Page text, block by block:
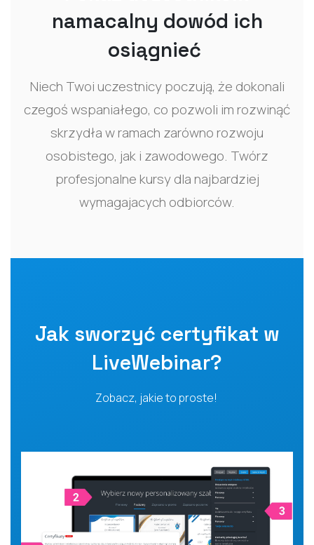
namacalny dowód ich
osiągnieć
Niech Twoi uczestnicy poczują, że dokonali
czegoś wspaniałego, co pozwoli im rozwinąć
skrzydła w ramach zarówno rozwoju
osobistego, jak i zawodowego. Twórz
profesjonalne kursy dla najbardziej
wymagajacych odbiorców.
Jak sworzyć certyfikat w
LiveWebinar?
Zobacz, jakie to proste!